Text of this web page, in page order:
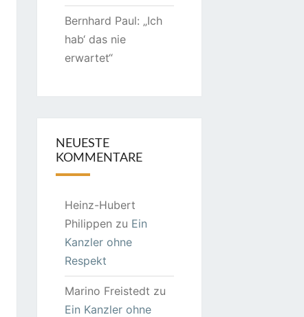
Bernhard Paul: „Ich
hab‘ das nie
erwartet“
NEUESTE
KOMMENTARE
Heinz-Hubert
Philippen zu Ein
Kanzler ohne
Respekt
Marino Freistedt zu
Ein Kanzler ohne